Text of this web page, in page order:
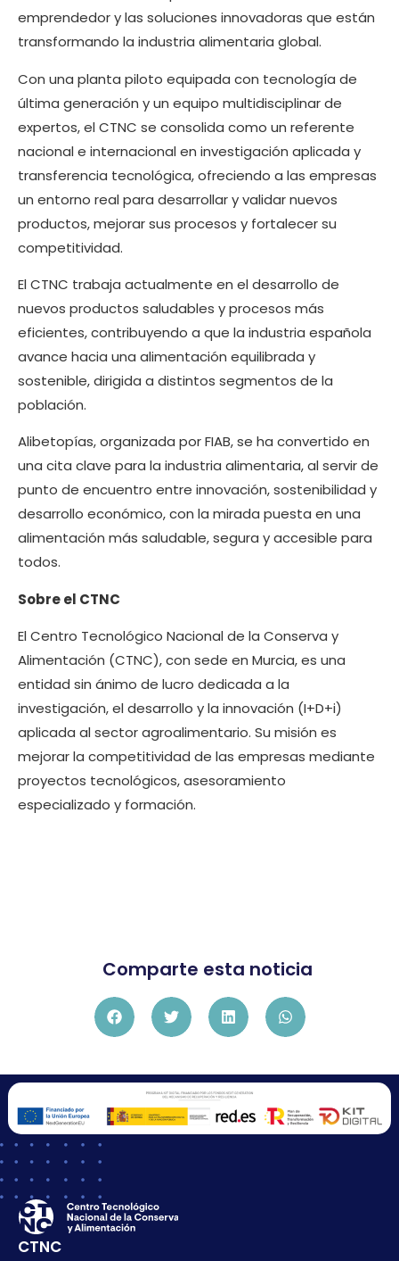
emprendedor y las soluciones innovadoras que están
transformando la industria alimentaria global.
Con una planta piloto equipada con tecnología de
última generación y un equipo multidisciplinar de
expertos, el CTNC se consolida como un referente
nacional e internacional en investigación aplicada y
transferencia tecnológica, ofreciendo a las empresas
un entorno real para desarrollar y validar nuevos
productos, mejorar sus procesos y fortalecer su
competitividad.
El CTNC trabaja actualmente en el desarrollo de
nuevos productos saludables y procesos más
eficientes, contribuyendo a que la industria española
avance hacia una alimentación equilibrada y
sostenible, dirigida a distintos segmentos de la
población.
Alibetopías, organizada por FIAB, se ha convertido en
una cita clave para la industria alimentaria, al servir de
punto de encuentro entre innovación, sostenibilidad y
desarrollo económico, con la mirada puesta en una
alimentación más saludable, segura y accesible para
todos.
Sobre el CTNC
El Centro Tecnológico Nacional de la Conserva y
Alimentación (CTNC), con sede en Murcia, es una
entidad sin ánimo de lucro dedicada a la
investigación, el desarrollo y la innovación (I+D+i)
aplicada al sector agroalimentario. Su misión es
mejorar la competitividad de las empresas mediante
proyectos tecnológicos, asesoramiento
especializado y formación.
Comparte esta noticia
CTNC